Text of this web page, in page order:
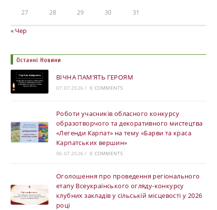
27 28 29 30 31
« Чер
Останні Новини
ВІЧНА ПАМ’ЯТЬ ГЕРОЯМ
07.07.2026 / 0 COMMENTS
Роботи учасників обласного конкурсу
образотворчого та декоративного мистецтва
«Легенди Карпат» на тему «Барви та краса
Карпатських вершин»
06.07.2026 / 0 COMMENTS
Оголошення про проведення регіонального
етапу Всеукраїнського огляду-конкурсу
клубних закладів у сільській місцевості у 2026
році